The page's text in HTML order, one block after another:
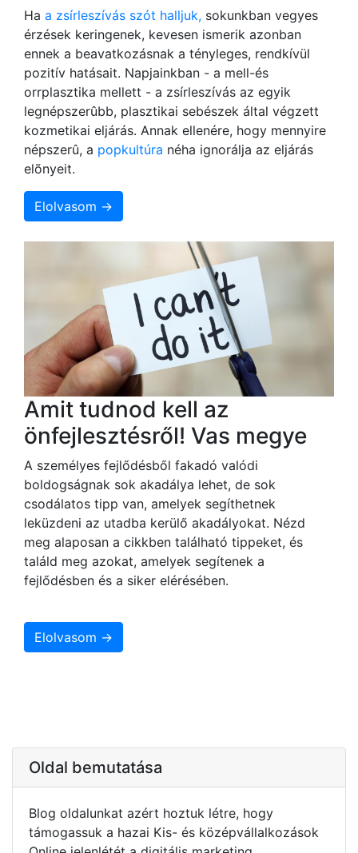
Ha a zsírleszívás szót halljuk, sokunkban vegyes
érzések keringenek, kevesen ismerik azonban
ennek a beavatkozásnak a tényleges, rendkívül
pozitív hatásait. Napjainkban - a mell-és
orrplasztika mellett - a zsírleszívás az egyik
legnépszerûbb, plasztikai sebészek által végzett
kozmetikai eljárás. Annak ellenére, hogy mennyire
népszerû, a popkultúra néha ignorálja az eljárás
elõnyeit.
Elolvasom →
Amit tudnod kell az
önfejlesztésről! Vas megye
A személyes fejlődésből fakadó valódi
boldogságnak sok akadálya lehet, de sok
csodálatos tipp van, amelyek segíthetnek
leküzdeni az utadba kerülő akadályokat. Nézd
meg alaposan a cikkben található tippeket, és
találd meg azokat, amelyek segítenek a
fejlődésben és a siker elérésében.
Elolvasom →
Oldal bemutatása
Blog oldalunkat azért hoztuk létre, hogy
támogassuk a hazai Kis- és középvállalkozások